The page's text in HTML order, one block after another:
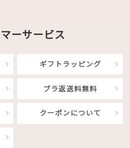
ーサービス
ギフトラッピング
ブラ返送料無料
クーポンについて